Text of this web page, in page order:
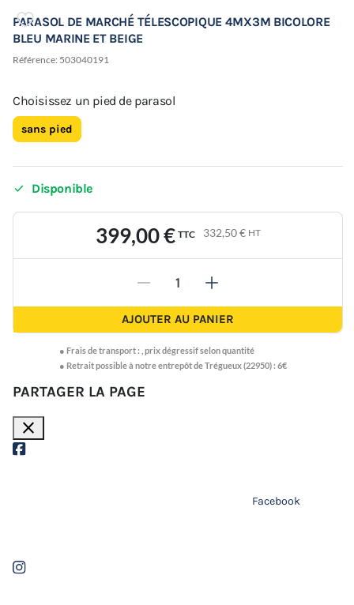
PARASOL DE MARCHÉ TÉLESCOPIQUE 4MX3M BICOLORE
BLEU MARINE ET BEIGE
Référence: 503040191
Choisissez un pied de parasol
sans pied
 Disponible
399,00 € TTC 332,50 € HT
- +
AJOUTER AU PANIER
● Frais de transport : prix dégressif selon quantité
● Retrait possible à notre entrepôt de Trégueux (22950) : 6€
PARTAGER LA PAGE
close
Facebook